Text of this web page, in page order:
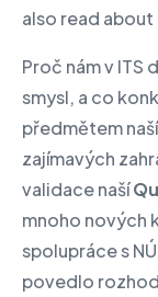
also read about
Proč nám v ITS
smysl, a co
předmětem
zajímavých
validace naší
mnoho nových
spolupráce s
povedlo